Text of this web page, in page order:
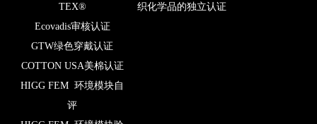
TEX®
Ecovadis审核认证
GTW绿色穿戴认证
COTTON USA美棉认证
HIGG FEM 环境模块自
评
织化学品的独立认证